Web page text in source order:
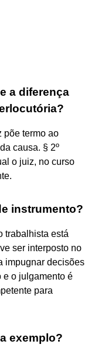
a diferença
põe termo ao
causa. § 2º
o juiz, no curso
instrumento?
trabalhista está
ser interposto no
impugnar decisões
e o julgamento é
para
exemplo?